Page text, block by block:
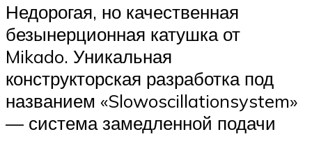
Недорогая, но качественная
безынерционная катушка от
Mikado. Уникальная
конструкторская разработка под
названием «Slowoscillationsystem»
— система замедленной подачи